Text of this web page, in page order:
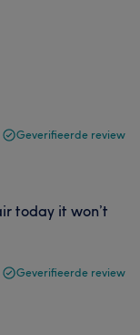
Geverifieerde review
today it won’t
Geverifieerde review